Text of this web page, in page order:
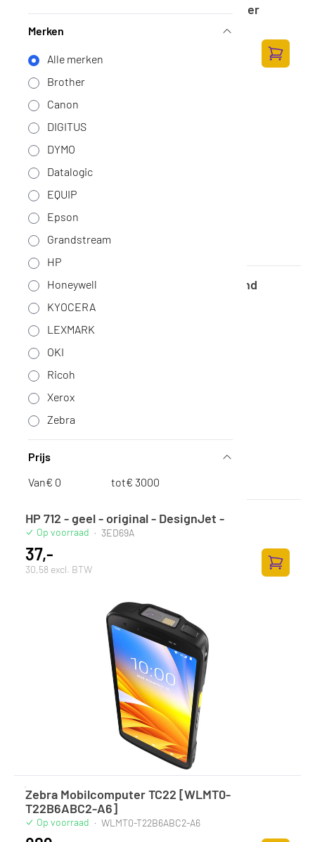
Merken
Alle merken
Brother
Canon
DIGITUS
DYMO
Datalogic
EQUIP
Epson
Grandstream
HP
Honeywell
KYOCERA
LEXMARK
OKI
Ricoh
Xerox
Zebra
Prijs
Van€ tot€
Honeywell Orbit - 7190g -Desktop Scanner
223,14 excl. BTW
Datalogic Quickscan - QD2131 - - EX Stand
92,-
76,03 excl. BTW
HP 712 - geel - original - DesignJet -
Op voorraad · 3ED69A
37,-
30,58 excl. BTW
Zebra Mobilcomputer TC22 [WLMT0-
T22B6ABC2-A6]
Op voorraad · WLMT0-T22B6ABC2-A6